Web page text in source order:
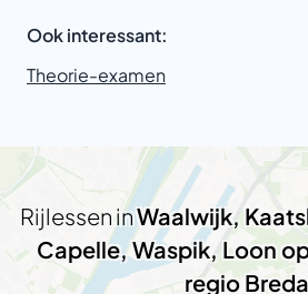
Ook interessant:
Theorie-examen
Rijlessen inWaalwijk,
Capelle, Waspik, Loon
regio Breda